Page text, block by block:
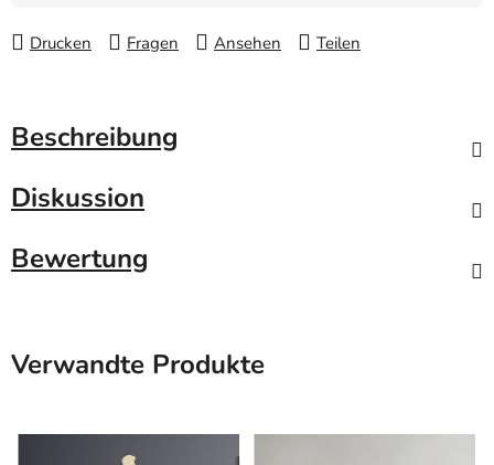
Drucken Fragen Ansehen Teilen
Beschreibung
Diskussion
Bewertung
Verwandte Produkte